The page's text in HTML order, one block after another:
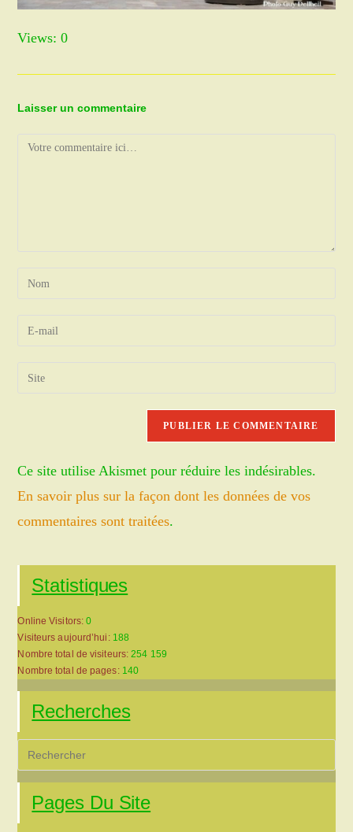
Views: 0
Laisser un commentaire
Comment
Enter
Enter
address
Saisir
(facultatif)
Ce site utilise Akismet pour réduire les indésirables.
En savoir plus sur la façon dont les données de vos
commentaires sont traitées.
Statistiques
Online Visitors:0
Visiteurs aujourd’hui: 188
Nombre total de visiteurs:254 159
Nombre total de pages: 140
Recherches
Pages Du Site